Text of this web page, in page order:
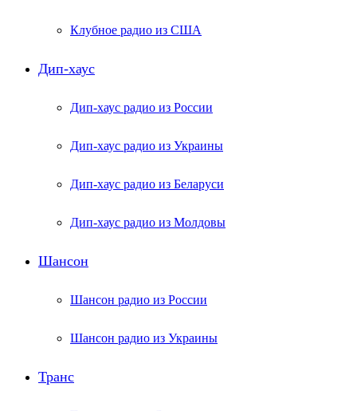
Клубное радио из США
Дип-хаус
Дип-хаус радио из России
Дип-хаус радио из Украины
Дип-хаус радио из Беларуси
Дип-хаус радио из Молдовы
Шансон
Шансон радио из России
Шансон радио из Украины
Транс